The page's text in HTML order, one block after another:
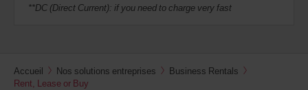
**DC (Direct Current): if you need to charge very fast
Accueil Nos solutions entreprises
Business Rentals
Rent, Lease or Buy